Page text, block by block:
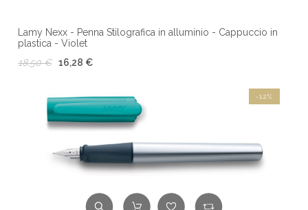
Lamy Nexx - Penna Stilografica in alluminio - Cappuccio in
plastica - Violet
18,50 €
16,28 €
-12%